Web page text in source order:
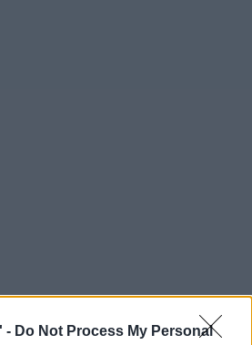
- Do Not Process My Personal